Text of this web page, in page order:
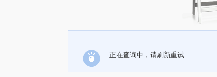
正在查询中，请刷新重试